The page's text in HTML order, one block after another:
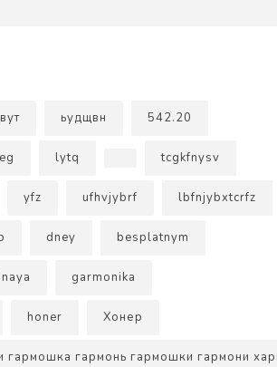
ьудщвн 542.20
lytq tcgkfnysv
yfz ufhvjybrf lbfnjybxtcrfz
dney besplatnym
garmonika
honer Хонер
гармошка гармонь гармошки гармони